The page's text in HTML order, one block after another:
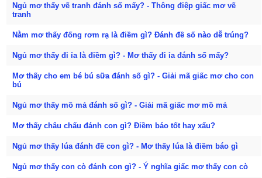
Ngủ mơ thấy vẽ tranh đánh số mấy? - Thông điệp giấc mơ vẽ
tranh
Nằm mơ thấy đống rơm rạ là điềm gì? Đánh đề số nào dễ trúng?
Ngủ mơ thấy đi ỉa là điềm gì? - Mơ thấy đi ỉa đánh số mấy?
Mơ thấy cho em bé bú sữa đánh số gì? - Giải mã giấc mơ cho con
bú
Ngủ mơ thấy mồ mả đánh số gì? - Giải mã giấc mơ mồ mả
Mơ thấy châu chấu đánh con gì? Điềm báo tốt hay xấu?
Ngủ mơ thấy lúa đánh đề con gì? - Mơ thấy lúa là điềm báo gì
Ngủ mơ thấy con cò đánh con gì? - Ý nghĩa giấc mơ thấy con cò